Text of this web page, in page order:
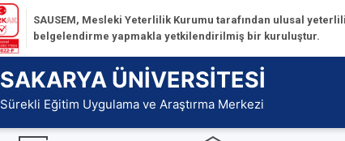
SAUSEM, Mesleki Yeterlilik Kurumu tarafından ulusal
belgelendirme yapmakla yetkilendirilmiş bir kuruluştur.
SAKARYA ÜNİVERSİTESİ
Sürekli Eğitim Uygulama ve Araştırma Merkezi